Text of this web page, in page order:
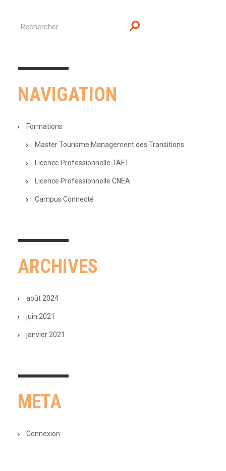
NAVIGATION
Formations
Master Tourisme Management des Transitions
Licence Professionnelle TAFT
Licence Professionnelle CNEA
Campus Connecté
ARCHIVES
août 2024
juin 2021
janvier 2021
META
Connexion